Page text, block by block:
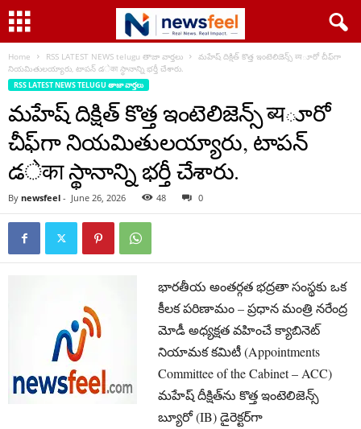
Home RSS LATEST NEWS telugu తాజా వార్తలు
మహేష్ దిక్షిత్ కొత్త ఇంటెలిజెన్స్ ब्यూరో చీఫ్‌గా
నియమితులయ్యారు, టాపన్ డेका స్థానాన్ని భర్తీ చేశారు.
RSS LATEST NEWS TELUGU తాజా వార్తలు
మహేష్ దిక్షిత్ కొత్త ఇంటెలిజెన్స్ ब्यూరో
చీఫ్‌గా నియమితులయ్యారు, టాపన్
డेका స్థానాన్ని భర్తీ చేశారు.
By newsfeel - June 26, 2026 48 0
భారతీయ అంతర్గత భద్రతా సంస్థకు ఒక
కీలక పరిణామం – ప్రధాన మంత్రి నరేంద్ర
మోడీ అధ్యక్షత వహించే క్యాబినెట్
నియామక కమిటీ (Appointments
Committee of the Cabinet – ACC)
మహేష్ దీక్షిత్‌ను కొత్త ఇంటెలిజెన్స్
బ్యూరో (IB) డైరెక్టర్‌గా